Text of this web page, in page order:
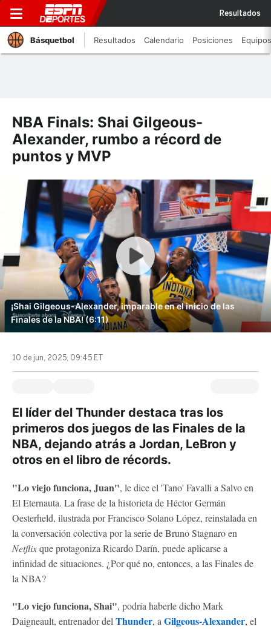
Resultados
Básquetbol Resultados Calendario Posiciones Equipos
NBA Finals: Shai Gilgeous-
Alexander, rumbo a récord de
puntos y MVP
¡Shai Gilgeous-Alexander, imparable en el inicio de las
Finales de la NBA! (6:11)
10 de jun, 2025, 09:45 ET
El líder del Thunder destaca tras los
primeros dos juegos de las Finales de la
NBA, dejando atrás a Jordan, LeBron y
otros en el libro de récords.
"Lo viejo funciona, Juan", le dice el 'Tano' Favalli a Salvo en
El Eternauta. La frase de la historieta de Héctor Germán
Oesterheld, ilustrada por Francisco Solano López, reinstalada en
la conversación colectiva por la serie de Bruno Stagnaro en
Netflixque protagoniza Ricardo Darín, puede aplicarse a
infinidad de situaciones. ¿Por qué no, entonces, a las Finales de
la NBA?
"Lo viejo funciona, Shai", podría haberle dicho Mark
Daigneault, entrenador del Thunder, a Gilgeous-Alexander, el